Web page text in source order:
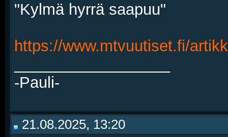
"Kylmä hyrrä saapuu"
https://www.mtvuutiset.fi/
-Pauli-
21.08.2025, 13:20